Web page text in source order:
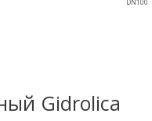
Gidrolica